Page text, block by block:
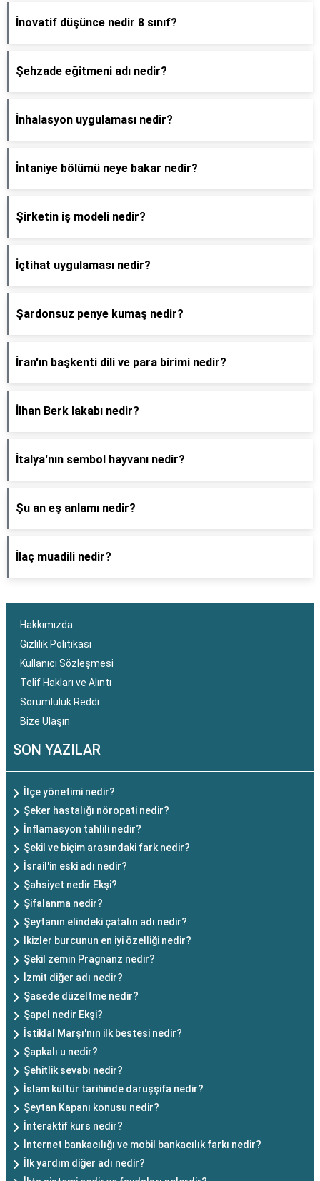
İnovatif düşünce nedir 8 sınıf?
Şehzade eğitmeni adı nedir?
İnhalasyon uygulaması nedir?
İntaniye bölümü neye bakar nedir?
Şirketin iş modeli nedir?
İçtihat uygulaması nedir?
Şardonsuz penye kumaş nedir?
İran'ın başkenti dili ve para birimi nedir?
İlhan Berk lakabı nedir?
İtalya'nın sembol hayvanı nedir?
Şu an eş anlamı nedir?
İlaç muadili nedir?
Hakkımızda
Gizlilik Politikası
Kullanıcı Sözleşmesi
Telif Hakları ve Alıntı
Sorumluluk Reddi
Bize Ulaşın
SON YAZILAR
İlçe yönetimi nedir?
Şeker hastalığı nöropati nedir?
İnflamasyon tahlili nedir?
Şekil ve biçim arasındaki fark nedir?
İsrail'in eski adı nedir?
Şahsiyet nedir Ekşi?
Şifalanma nedir?
Şeytanın elindeki çatalın adı nedir?
İkizler burcunun en iyi özelliği nedir?
Şekil zemin Pragnanz nedir?
İzmit diğer adı nedir?
Şasede düzeltme nedir?
Şapel nedir Ekşi?
İstiklal Marşı'nın ilk bestesi nedir?
Şapkalı u nedir?
Şehitlik sevabı nedir?
İslam kültür tarihinde darüşşifa nedir?
Şeytan Kapanı konusu nedir?
İnteraktif kurs nedir?
İnternet bankacılığı ve mobil bankacılık farkı nedir?
İlk yardım diğer adı nedir?